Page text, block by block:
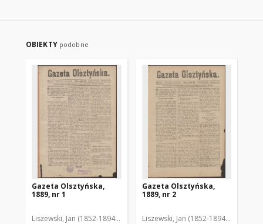
OBIEKTY podobne
Gazeta Olsztyńska,
1889, nr 1
Liszewski, Jan (1852-1894). Red.
Gazeta Olsztyńska,
1889, nr 2
Liszewski, Jan (1852-1894). Red.